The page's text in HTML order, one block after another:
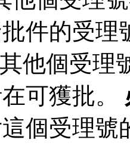
件的受
他個受理
可獲批。
個受理號